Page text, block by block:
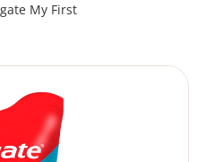
My First